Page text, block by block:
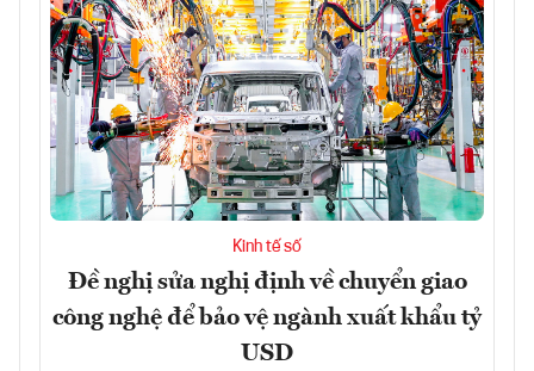
Kinh tế số
Đề nghị sửa nghị định về chuyển giao
công nghệ để bảo vệ ngành xuất khẩu tỷ
USD